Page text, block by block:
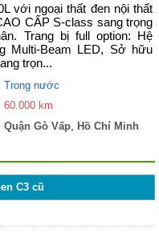
với ngoại thất đen nội thất
CẤP S-class sang trọng
Trang bị full option: Hệ
Multi-Beam LED, Sở hữu
trọn...
Trong nước
60.000 km
Quận Gò Vấp, Hồ Chí Minh
C3 cũ